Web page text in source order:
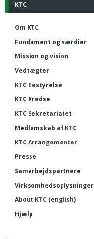
KTC
Om KTC
Fundament og værdier
Mission og vision
Vedtægter
KTC Bestyrelse
KTC Kredse
KTC Sekretariatet
Medlemskab af KTC
KTC Arrangementer
Presse
Samarbejdspartnere
Virksomhedsoplysninger
About KTC (english)
Hjælp